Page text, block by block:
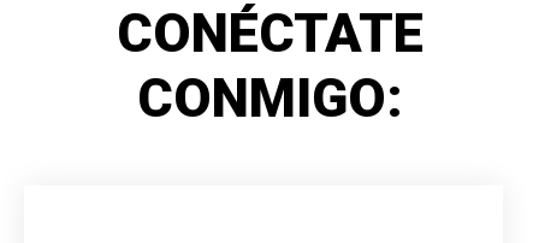
CONÉCTATE
CONMIGO: